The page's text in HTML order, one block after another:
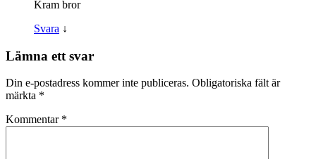
Kram bror
Svara ↓
Lämna ett svar
Din e-postadress kommer inte publiceras. Obligatoriska fält är
märkta *
Kommentar *